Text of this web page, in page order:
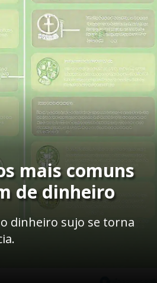
mais comuns
de dinheiro
dinheiro sujo se torna